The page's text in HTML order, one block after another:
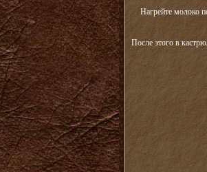
Нагрейте молоко
После этого в